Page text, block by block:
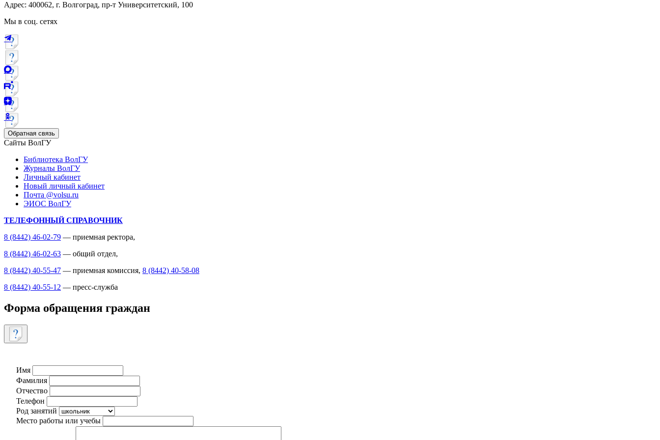
Адрес: 400062, г. Волгоград, пр-т Университетский, 100
Мы в соц. сетях
Обратная связь
Сайты ВолГУ
Библиотека ВолГУ
Журналы ВолГУ
Личный кабинет
Новый личный кабинет
Почта @volsu.ru
ЭИОС ВолГУ
ТЕЛЕФОННЫЙ СПРАВОЧНИК
8 (8442) 46-02-79 — приемная ректора,
8 (8442) 46-02-63 — общий отдел,
8 (8442) 40-55-47 — приемная комиссия, 8 (8442) 40-58-08
8 (8442) 40-55-12 — пресс-служба
Форма обращения граждан
Имя
Фамилия
Отчество
Телефон
Род занятий
Место работы или учебы